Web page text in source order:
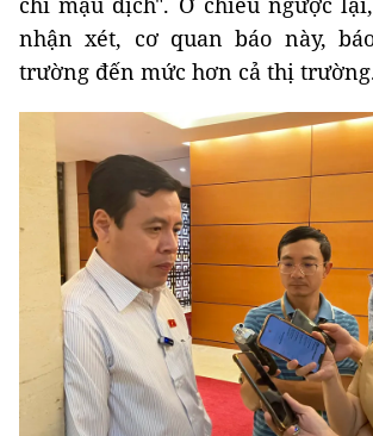
nhận xét, cơ quan báo này,
trường đến mức hơn cả thị